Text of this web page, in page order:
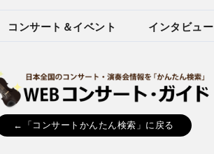
コンサート＆イベント インタビュー
←「コンサートかんたん検索」に戻る